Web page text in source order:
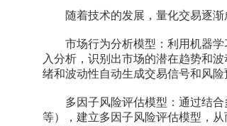
随着技术的发展，量化交易逐渐
市场行为分析模型：利用机器学
入分析，识别出市场的潜在趋势和
绪和波动性自动生成交易信号和风险
多因子风险评估模型：通过结合
等），建立多因子风险评估模型，